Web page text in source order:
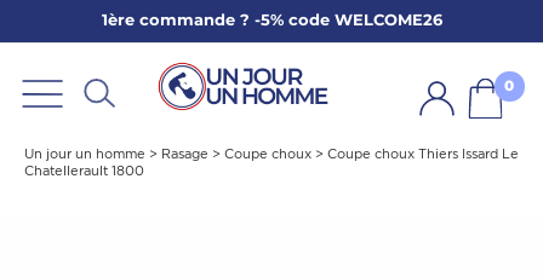
1ère commande ? -5% code WELCOME26
0
Un jour un homme > Rasage > Coupe choux > Coupe choux Thiers Issard Le
Chatellerault 1800